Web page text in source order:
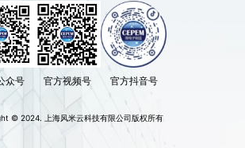
众号 官方视频号 官方抖音号
© 2024. 上海风米云科技有限公司版权所有